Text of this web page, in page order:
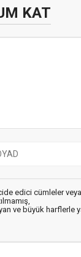
KAT
edici cümleler
ve büyük harflerle